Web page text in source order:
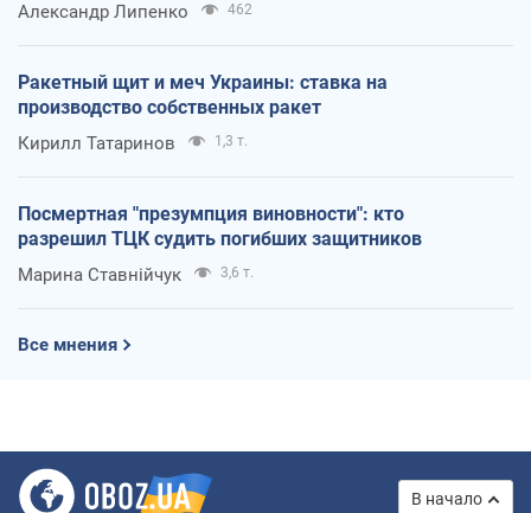
Александр Липенко 462
Ракетный щит и меч Украины: ставка на
производство собственных ракет
Кирилл Татаринов 1,3 т.
Посмертная "презумпция виновности": кто
разрешил ТЦК судить погибших защитников
Марина Ставнійчук 3,6 т.
Все мнения
В начало